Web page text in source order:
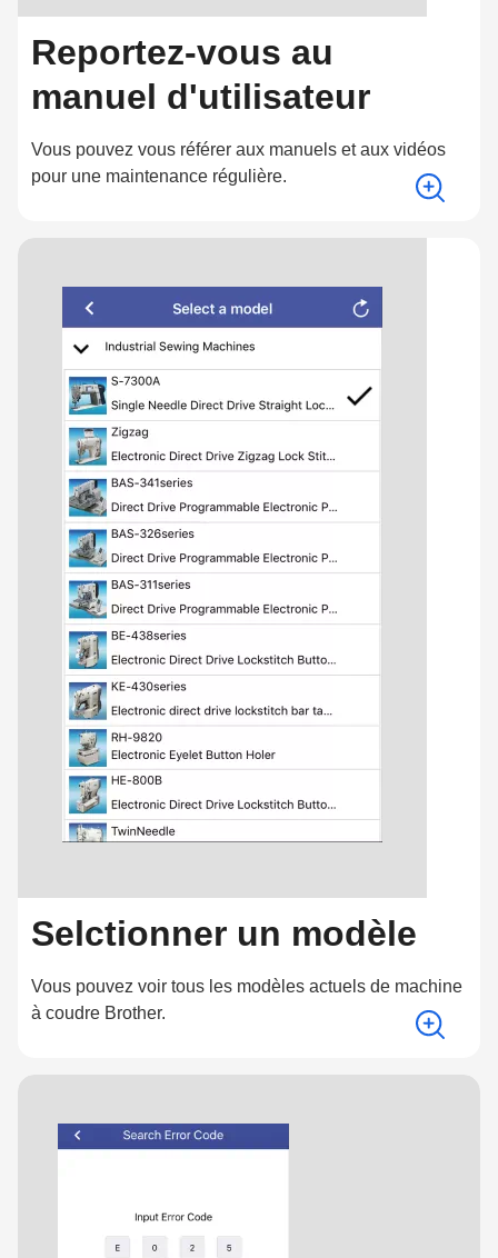
Reportez-vous au
manuel d'utilisateur
Vous pouvez vous référer aux manuels et aux vidéos
pour une maintenance régulière.
Selctionner un modèle
Vous pouvez voir tous les modèles actuels de machine
à coudre Brother.